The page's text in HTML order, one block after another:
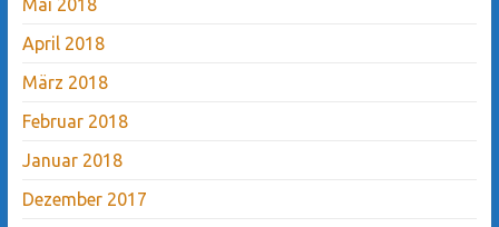
Mai 2018
April 2018
März 2018
Februar 2018
Januar 2018
Dezember 2017